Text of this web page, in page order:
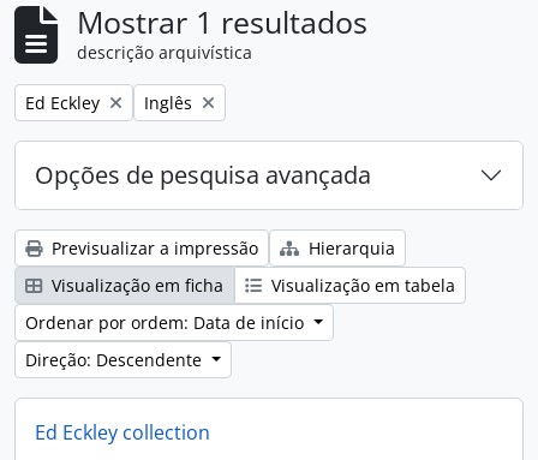
Mostrar 1 resultados
descrição arquivística
Remove filter:
Ed Eckley Remove filter:
Inglês
Opções de pesquisa avançada
Previsualizar a impressão
Hierarquia
Visualização em ficha
Visualização em tabela
Ordenar por ordem: Data de início
Direção: Descendente
Ed Eckley collection